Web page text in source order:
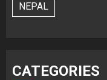
NEPAL
CATEGORIES